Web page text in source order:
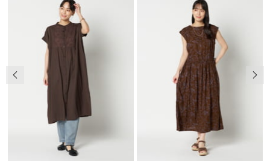
前の画像